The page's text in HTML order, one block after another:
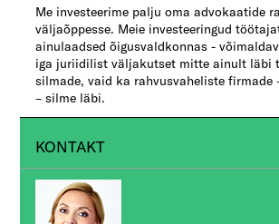
Me investeerime palju oma advokaatide
väljaõppesse. Meie investeeringud
ainulaadsed õigusvaldkonnas -
iga juriidilist väljakutset mitte ainult läbi
silmade, vaid ka rahvusvaheliste firmade
– silme läbi.
KONTAKT